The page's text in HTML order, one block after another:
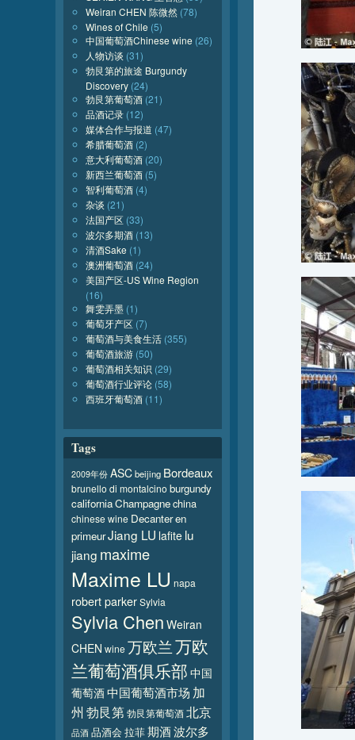
Weiran CHEN 陈微然 (78)
Wines of Chile (5)
中国葡萄酒Chinese wine (26)
人物访谈 (31)
勃艮第的旅途 Burgundy
Discovery (24)
勃艮第葡萄酒 (21)
品酒记录 (12)
媒体合作与报道 (47)
希腊葡萄酒 (2)
意大利葡萄酒 (20)
新西兰葡萄酒 (5)
智利葡萄酒 (4)
杂谈 (21)
法国产区 (33)
波尔多期酒 (13)
清酒Sake (1)
澳洲葡萄酒 (24)
美国产区-US Wine Region
(16)
舞雯弄墨 (1)
葡萄牙产区 (7)
葡萄酒与美食生活 (355)
葡萄酒旅游 (50)
葡萄酒相关知识 (29)
葡萄酒行业评论 (58)
西班牙葡萄酒 (11)
Tags
2009年份 ASCbeijing Bordeaux
brunello di montalcinoburgundy
californiaChampagnechina
chinese wine Decanteren
primeurJiang LU lafite lu
jiang maxime
Maxime LU napa
robert parkerSylvia
Sylvia Chen Weiran
CHEN wine万欧兰万欧
兰葡萄酒俱乐部中国
葡萄酒中国葡萄酒市场 加
州 勃艮第勃艮第葡萄酒北京
品酒品酒会 拉菲期酒波尔多